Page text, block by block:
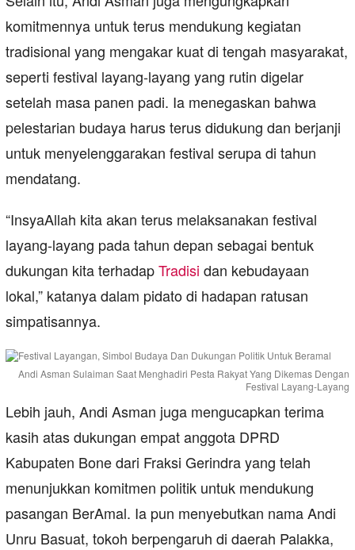
komitmennya untuk terus mendukung kegiatan
tradisional yang mengakar kuat di tengah masyarakat,
seperti festival layang-layang yang rutin digelar
setelah masa panen padi. Ia menegaskan bahwa
pelestarian budaya harus terus didukung dan berjanji
untuk menyelenggarakan festival serupa di tahun
mendatang.
“InsyaAllah kita akan terus melaksanakan festival
layang-layang pada tahun depan sebagai bentuk
dukungan kita terhadapTradisi dan kebudayaan
lokal,” katanya dalam pidato di hadapan ratusan
simpatisannya.
Andi Asman Sulaiman Saat Menghadiri Pesta Rakyat Yang Dikemas Dengan
Festival Layang-Layang
Lebih jauh, Andi Asman juga mengucapkan terima
kasih atas dukungan empat anggota DPRD
Kabupaten Bone dari Fraksi Gerindra yang telah
menunjukkan komitmen politik untuk mendukung
pasangan BerAmal. Ia pun menyebutkan nama Andi
Unru Basuat, tokoh berpengaruh di daerah Palakka,